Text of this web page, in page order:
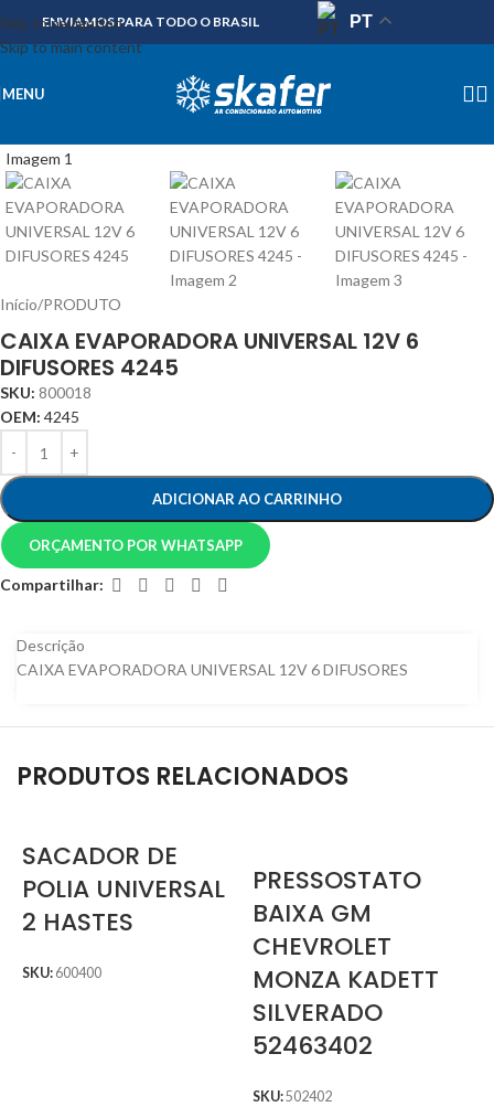
Skip to navigation
Skip to main content
ENVIAMOS PARA TODO O BRASIL PT
MENU
Início/PRODUTO
CAIXA EVAPORADORA UNIVERSAL 12V 6
DIFUSORES 4245
SKU: 800018
OEM: 4245
ADICIONAR AO CARRINHO
ORÇAMENTO POR WHATSAPP
Compartilhar:
Descrição
CAIXA EVAPORADORA UNIVERSAL 12V 6 DIFUSORES
PRODUTOS RELACIONADOS
SACADOR DE
POLIA UNIVERSAL
2 HASTES
SKU: 600400
PRESSOSTATO
BAIXA GM
CHEVROLET
MONZA KADETT
SILVERADO
52463402
SKU:502402